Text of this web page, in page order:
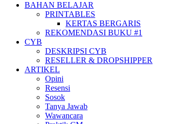
BAHAN BELAJAR
PRINTABLES
KERTAS BERGARIS
REKOMENDASI BUKU #1
CYB
DESKRIPSI CYB
RESELLER & DROPSHIPPER
ARTIKEL
Opini
Resensi
Sosok
Tanya Jawab
Wawancara